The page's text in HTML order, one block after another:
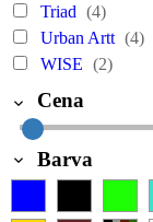
Triad (4)
Urban Artt (4)
WISE (2)
Cena
Barva